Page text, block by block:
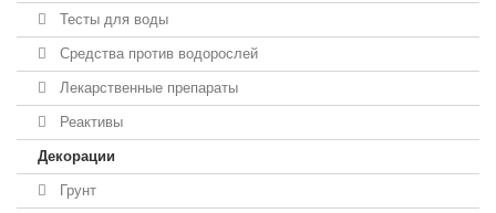
Тесты для воды
Средства против водорослей
Лекарственные препараты
Реактивы
Декорации
Грунт